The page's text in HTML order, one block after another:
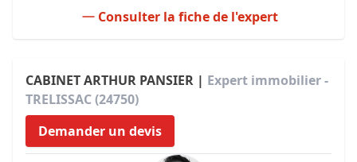
Consulter la fiche de l'expert
CABINET ARTHUR PANSIER | Expert immobilier -
TRELISSAC (24750)
Demander un devis